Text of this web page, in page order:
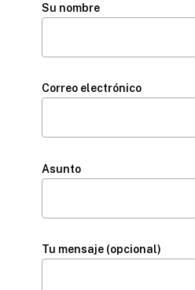
Su nombre
Correo electrónico
Asunto
Tu mensaje (opcional)